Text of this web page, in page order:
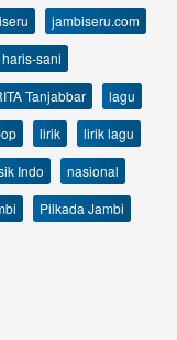
jambiseru.com
sani
Tanjabbar
lagu
lirik
lirik lagu
Indo
nasional
Pilkada Jambi